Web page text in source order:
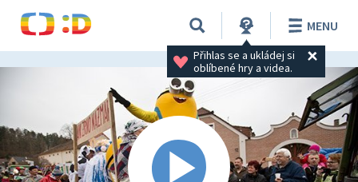
Přihlas se a ukládej si
oblíbené hry a videa.
MENU